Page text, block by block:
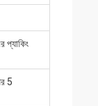
প্যাকিং
5